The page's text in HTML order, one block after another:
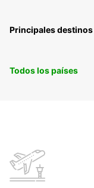
Principales destinos
Todos los países